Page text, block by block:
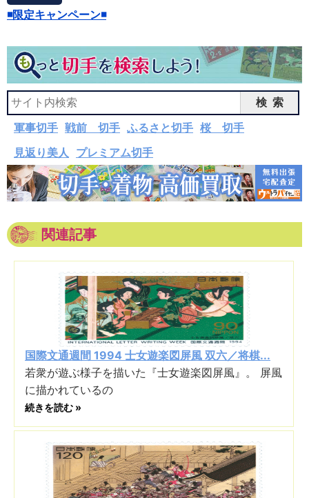
◾️限定キャンペーン◾️
検索
軍事切手 戦前 切手 ふるさと切手 桜 切手
見返り美人 プレミアム切手
関連記事
国際文通週間 1994 士女遊楽図屏風 双六／将棋...
若衆が遊ぶ様子を描いた『士女遊楽図屏風』。 屏風
に描かれているの
続きを読む »